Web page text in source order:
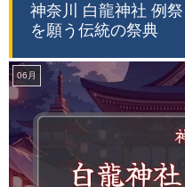
神奈川 白龍神社 例
を願う伝統の祭典
06月